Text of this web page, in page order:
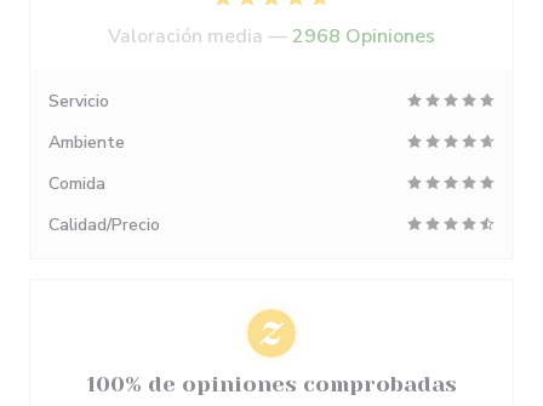
Valoración media —2968 Opiniones
Servicio
Ambiente
Comida
Calidad/Precio
100% de opiniones comprobadas